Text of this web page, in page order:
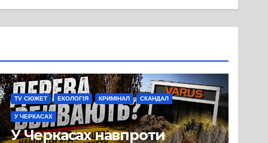
TV СЮЖЕТ ЕКОЛОГІЯ КРИМІНАЛ СКАНДАЛ
У ЧЕРКАСАХ
У Черкасах навпроти